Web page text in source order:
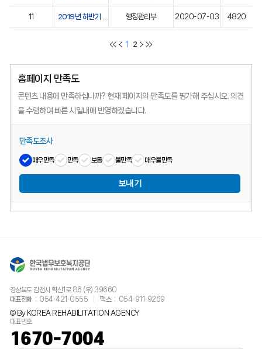
11 행정관리부 2020-07-03 4820
1 2
홈페이지 만족도
콘텐츠 내용에 만족하십니까? 현재 페이지의 만족도를 평가해 주십시오. 의견
을 수렴하여 빠른 시일내에 반영하겠습니다.
만족도조사
매우만족 만족 보통 불만족 매우불만족
보내기
경상북도 김천시 혁신1로 86 (우) 39660
대표전화
054-421-0555 팩스 054-911-9269
© By KOREA REHABILITATION AGENCY
대표번호
1670-7004